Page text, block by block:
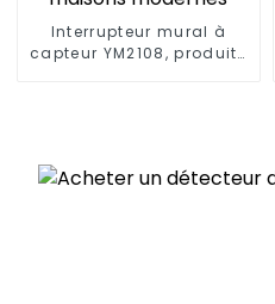
Interrupteur mural à
capteur YM2108, produits